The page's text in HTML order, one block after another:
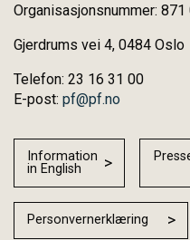
Organisasjonsnummer: 871
Gjerdrums vei 4, 0484 Oslo
Telefon: 23 16 31 00
E-post: pf@pf.no
Information
in English
Personvernerklæring